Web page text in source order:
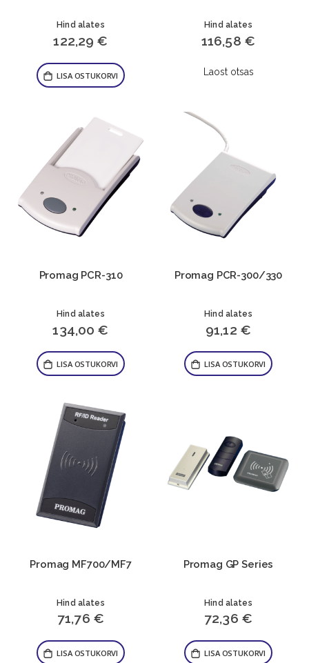
Hind alates
122,29 €
LISA OSTUKORVI
Hind alates
116,58 €
Laost otsas
Promag PCR-310
Hind alates
134,00 €
LISA OSTUKORVI
Promag PCR-300/330
Hind alates
91,12 €
LISA OSTUKORVI
Promag MF700/MF7
Hind alates
71,76 €
LISA OSTUKORVI
Promag GP Series
Hind alates
72,36 €
LISA OSTUKORVI